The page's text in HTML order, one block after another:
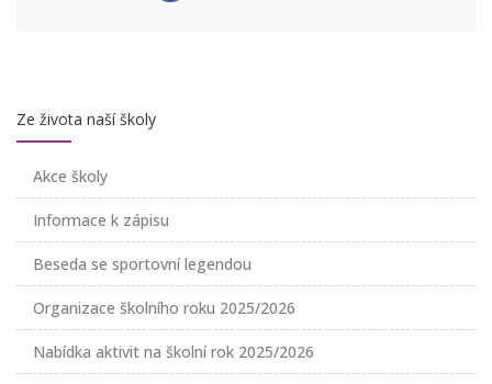
Ze života naší školy
Akce školy
Informace k zápisu
Beseda se sportovní legendou
Organizace školního roku 2025/2026
Nabídka aktivit na školní rok 2025/2026